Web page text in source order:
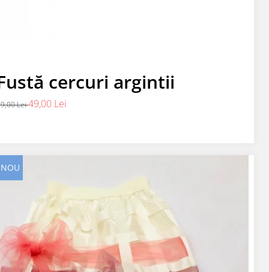
cercuri argintii
Lei49,00 Lei
NOU